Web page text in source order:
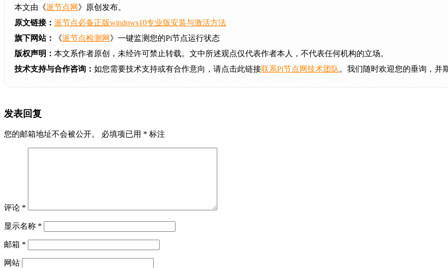
本文由《派节点网 》原创发布。
原文链接： 派节点必备正版windows10专业版安装与激活方法
旗下网站：
《派节点检测网 》一键监测您的Pi节点运行状态
版权声明： 本文系作者原创，未经许可禁止转载。文中所述观点仅代表作者本人，不代表任何机构的立场。
技术支持与合作咨询： 如您需要技术支持或有合作意向，请点击此链接联系Pi节点网技术团队 。我们随时欢迎您的垂询，并
发表回复
您的邮箱地址不会被公开。 必填项已用 * 标注
评论 *
显示名称 *
邮箱 *
网站